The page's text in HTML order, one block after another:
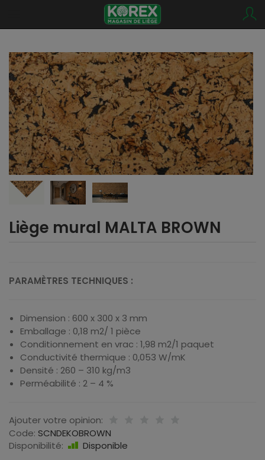
Liège mural MALTA BROWN
PARAMÈTRES TECHNIQUES :
Dimension : 600 x 300 x 3 mm
Emballage : 0,18 m2/ 1 pièce
Conditionnement en vrac : 1,98 m2/1 paquet
Conductivité thermique : 0,053 W/mK
Densité : 260 – 310 kg/m3
Perméabilité : 2 – 4 %
Ajouter votre opinion:
Code: SCNDEKOBROWN
Disponibilité:
Disponible